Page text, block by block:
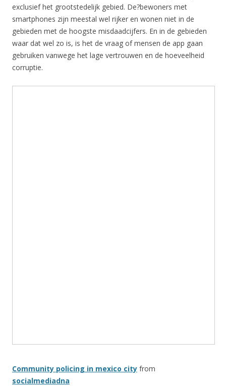
exclusief het grootstedelijk gebied. De?bewoners met
smartphones zijn meestal wel rijker en wonen niet in de
gebieden met de hoogste misdaadcijfers. En in de gebieden
waar dat wel zo is, is het de vraag of mensen de app gaan
gebruiken vanwege het lage vertrouwen en de hoeveelheid
corruptie.
Community policing in mexico city from
socialmediadna